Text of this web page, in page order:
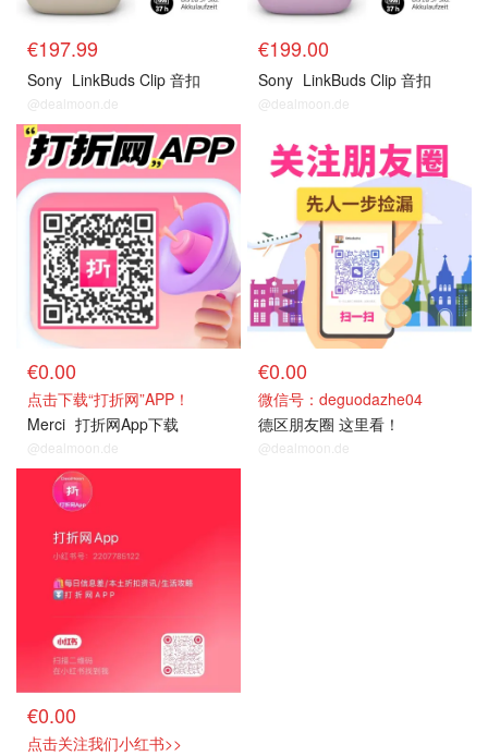
€197.99
Sony LinkBuds Clip 音扣
@dealmoon.de
€199.00
Sony LinkBuds Clip 音扣
@dealmoon.de
关注我们~
€0.00
点击下载“打折网”APP！
Merci 打折网App下载
@dealmoon.de
关注我们~
€0.00
微信号：deguodazhe04
德区朋友圈 这里看！
@dealmoon.de
关注我们~
€0.00
点击关注我们小红书>>